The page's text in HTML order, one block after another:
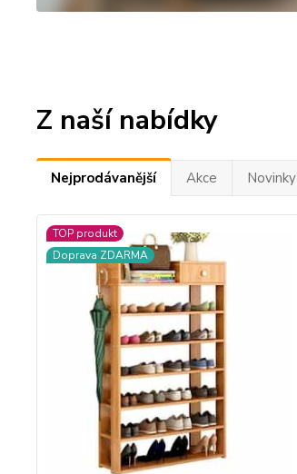
Z naší nabídky
Nejprodávanější Akce Novinky
TOP produkt
Doprava ZDARMA